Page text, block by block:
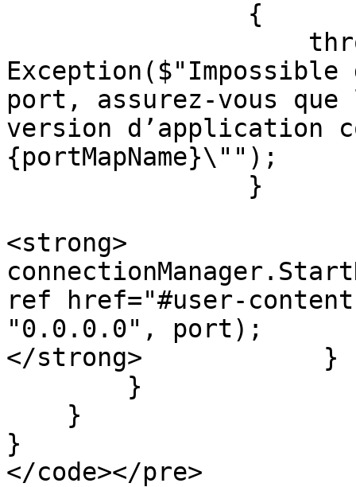
Exception($"Impossible
port, assurez-vous
version d’application
{portMapName}\"");
<strong>
ref href="#user-content-
"0.0.0.0", port);
</strong>            }
}
</code></pre>